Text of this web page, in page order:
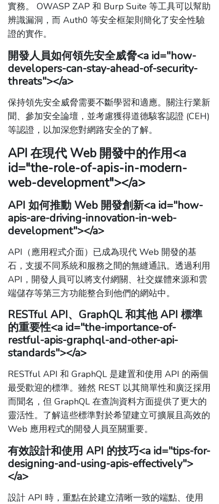
實務。 OWASP ZAP 和 Burp Suite 等工具可以幫助
辨識漏洞，而 Auth0 等安全框架則簡化了安全性驗
證的實作。
開發人員如何領先安全威脅<a id="how-
developers-can-stay-ahead-of-security-
threats"></a>
保持領先安全威脅需要不斷學習和適應。關注行業新
聞、參加安全論壇，並考慮獲得道德駭客認證 (CEH)
等認證，以加深您對網路安全的了解。
API 在現代 Web 開發中的作用<a
id="the-role-of-apis-in-modern-
web-development"></a>
API 如何推動 Web 開發創新<a id="how-
apis-are-driving-innovation-in-web-
development"></a>
API（應用程式介面）已成為現代 Web 開發的基
石，支援不同系統和服務之間的無縫通訊。透過利用
API，開發人員可以將支付網關、社交媒體來源和雲
端儲存等第三方功能整合到他們的網站中。
RESTful API、GraphQL 和其他 API 標準
的重要性<a id="the-importance-of-
restful-apis-graphql-and-other-api-
standards"></a>
RESTful API 和 GraphQL 是建置和使用 API 的兩個
最受歡迎的標準。雖然 REST 以其簡單性和廣泛採用
而聞名，但 GraphQL 在查詢資料方面提供了更大的
靈活性。了解這些標準對於希望建立可擴展且高效的
Web 應用程式的開發人員至關重要。
有效設計和使用 API 的技巧<a id="tips-for-
designing-and-using-apis-effectively">
</a>
設計 API 時，重點在於建立清晰一致的端點、使用